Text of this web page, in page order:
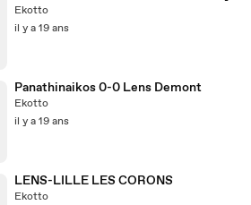
Ekotto
il y a 19 ans
Panathinaikos 0-0 Lens Demont
Ekotto
il y a 19 ans
LENS-LILLE LES CORONS
Ekotto